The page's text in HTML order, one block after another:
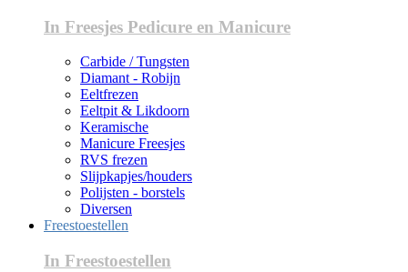
In Freesjes Pedicure en Manicure
Carbide / Tungsten
Diamant - Robijn
Eeltfrezen
Eeltpit & Likdoorn
Keramische
Manicure Freesjes
RVS frezen
Slijpkapjes/houders
Polijsten - borstels
Diversen
Freestoestellen
In Freestoestellen